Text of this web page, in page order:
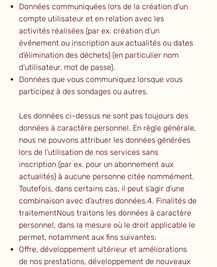
Données communiquées lors de la création d’un
compte utilisateur et en relation avec les
activités réalisées (par ex. création d’un
événement ou inscription aux actualités ou dates
d’élimination des déchets) (en particulier nom
d’utilisateur, mot de passe).
Données que vous communiquez lorsque vous
participez à des sondages ou autres.
Les données ci-dessus ne sont pas toujours des
données à caractère personnel. En règle générale,
nous ne pouvons attribuer les données générées
lors de l’utilisation de nos services sans
inscription (par ex. pour un abonnement aux
actualités) à aucune personne citée nommément.
Toutefois, dans certains cas, il peut s’agir d’une
combinaison avec d’autres données.4. Finalités de
traitementNous traitons les données à caractère
personnel, dans la mesure où le droit applicable le
permet, notamment aux fins suivantes:
Offre, développement ultérieur et améliorations
de nos prestations, développement de nouveaux